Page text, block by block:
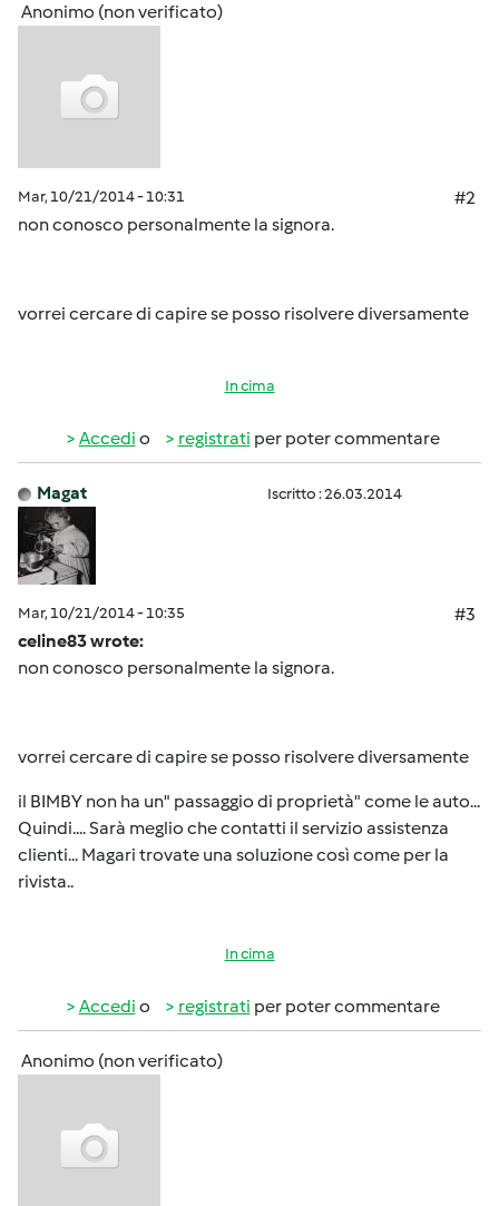
Anonimo (non verificato)
Mar, 10/21/2014 - 10:31
#2
non conosco personalmente la signora.
vorrei cercare di capire se posso risolvere diversamente
In cima
Accedi o registrati per poter commentare
Magat Iscritto : 26.03.2014
Mar, 10/21/2014 - 10:35
#3
celine83 wrote:
non conosco personalmente la signora.
vorrei cercare di capire se posso risolvere diversamente
il BIMBY non ha un" passaggio di proprietà" come le auto...
Quindi.... Sarà meglio che contatti il servizio assistenza
clienti... Magari trovate una soluzione così come per la
rivista..
In cima
Accedi o registrati per poter commentare
Anonimo (non verificato)